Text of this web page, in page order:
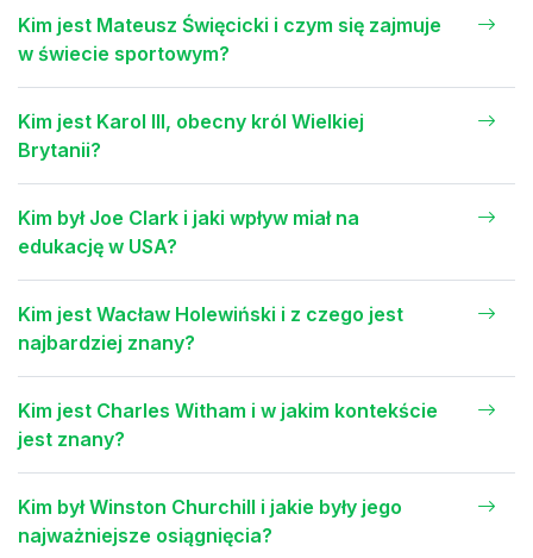
Kim jest Mateusz Święcicki i czym się zajmuje
w świecie sportowym?
Kim jest Karol III, obecny król Wielkiej
Brytanii?
Kim był Joe Clark i jaki wpływ miał na
edukację w USA?
Kim jest Wacław Holewiński i z czego jest
najbardziej znany?
Kim jest Charles Witham i w jakim kontekście
jest znany?
Kim był Winston Churchill i jakie były jego
najważniejsze osiągnięcia?